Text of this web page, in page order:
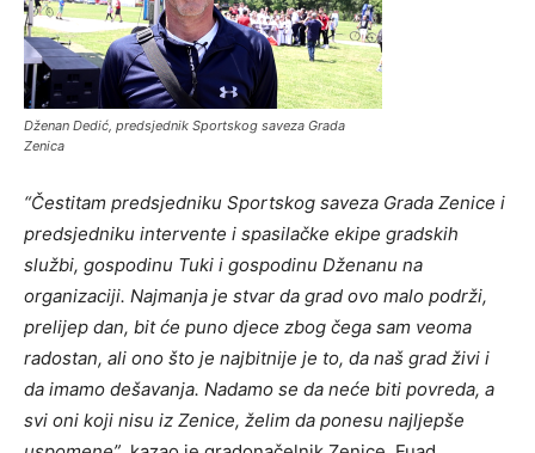
Dženan Dedić, predsjednik Sportskog saveza Grada
Zenica
“Čestitam predsjedniku Sportskog saveza Grada Zenice i
predsjedniku intervente i spasilačke ekipe gradskih
službi, gospodinu Tuki i gospodinu Dženanu na
organizaciji. Najmanja je stvar da grad ovo malo podrži,
prelijep dan, bit će puno djece zbog čega sam veoma
radostan, ali ono što je najbitnije je to, da naš grad živi i
da imamo dešavanja. Nadamo se da neće biti povreda, a
svi oni koji nisu iz Zenice, želim da ponesu najljepše